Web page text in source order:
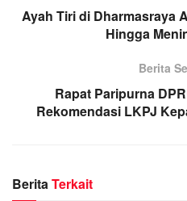
Ayah Tiri di Dharmasraya
Hingga
Berita
Rapat Paripurna
Rekomendasi LKPJ
BeritaTerkait